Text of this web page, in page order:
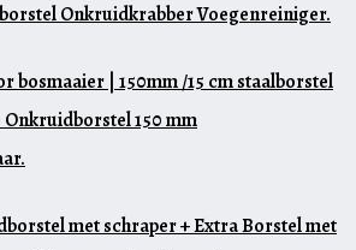
Onkruidkrabber Voegenreiniger.
bosmaaier | 150mm /15 cm staalborstel
150 mm
met schraper + Extra Borstel met